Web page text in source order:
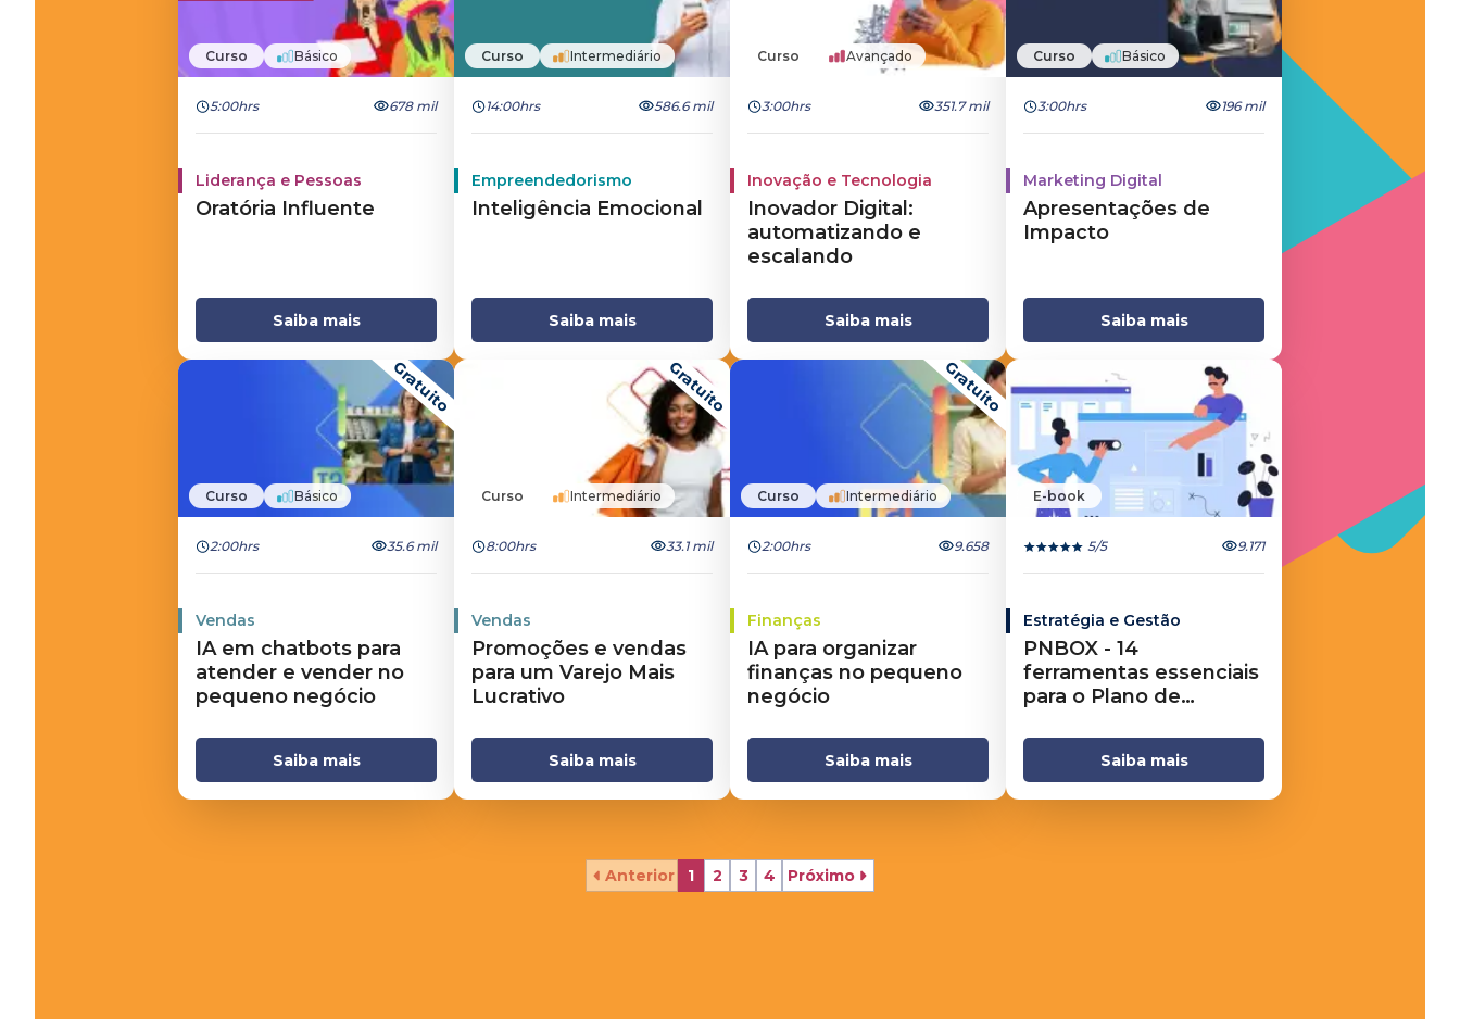
Curso Básico
5:00hrs 678 mil
Liderança e Pessoas
Oratória Influente
Saiba mais
Curso Intermediário
14:00hrs 586.6 mil
Empreendedorismo
Inteligência Emocional
Saiba mais
Curso Avançado
3:00hrs 351.7 mil
Inovação e Tecnologia
Inovador Digital:
automatizando e
escalando
Saiba mais
Curso Básico
3:00hrs 196 mil
Marketing Digital
Apresentações de
Impacto
Saiba mais
Gratuito
Curso Básico
2:00hrs 35.6 mil
Vendas
IA em chatbots para
atender e vender no
pequeno negócio
Saiba mais
Gratuito
Curso Intermediário
8:00hrs 33.1 mil
Vendas
Promoções e vendas
para um Varejo Mais
Lucrativo
Saiba mais
Gratuito
Curso Intermediário
2:00hrs 9.658
Finanças
IA para organizar
finanças no pequeno
negócio
Saiba mais
E-book
5/5 9.171
Estratégia e Gestão
PNBOX - 14
ferramentas essenciais
para o Plano de
Saiba mais
Anterior 1 2 3 4 Próximo